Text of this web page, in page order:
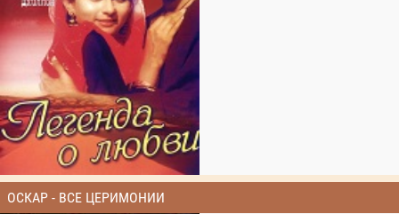
ОСКАР - ВСЕ ЦЕРИМОНИИ